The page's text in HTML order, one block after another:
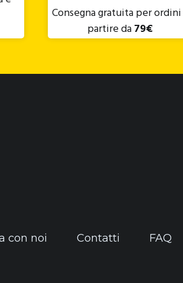
Consegna gratuita per ordini
partire da79€
con noi Contatti FAQ